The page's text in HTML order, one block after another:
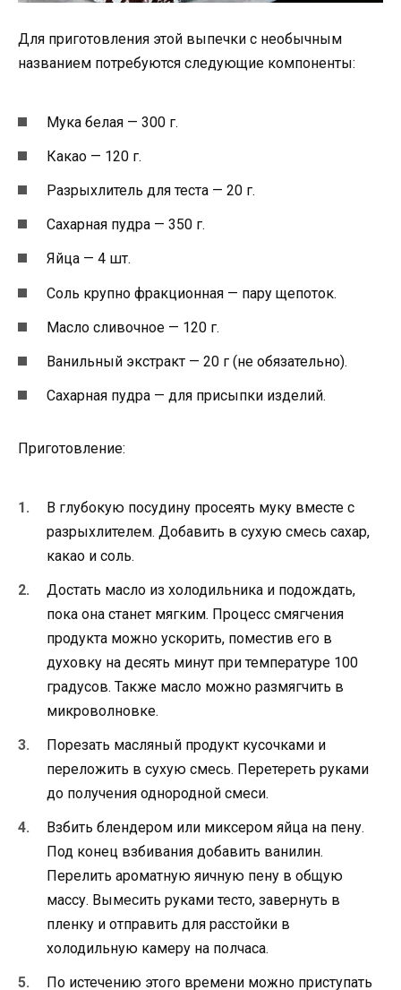
Для приготовления этой выпечки с необычным
названием потребуются следующие компоненты:
Мука белая — 300 г.
Какао — 120 г.
Разрыхлитель для теста — 20 г.
Сахарная пудра — 350 г.
Яйца — 4 шт.
Соль крупно фракционная — пару щепоток.
Масло сливочное — 120 г.
Ванильный экстракт — 20 г (не обязательно).
Сахарная пудра — для присыпки изделий.
Приготовление:
В глубокую посудину просеять муку вместе с
разрыхлителем. Добавить в сухую смесь сахар,
какао и соль.
Достать масло из холодильника и подождать,
пока она станет мягким. Процесс смягчения
продукта можно ускорить, поместив его в
духовку на десять минут при температуре 100
градусов. Также масло можно размягчить в
микроволновке.
Порезать масляный продукт кусочками и
переложить в сухую смесь. Перетереть руками
до получения однородной смеси.
Взбить блендером или миксером яйца на пену.
Под конец взбивания добавить ванилин.
Перелить ароматную яичную пену в общую
массу. Вымесить руками тесто, завернуть в
пленку и отправить для расстойки в
холодильную камеру на полчаса.
По истечению этого времени можно приступать